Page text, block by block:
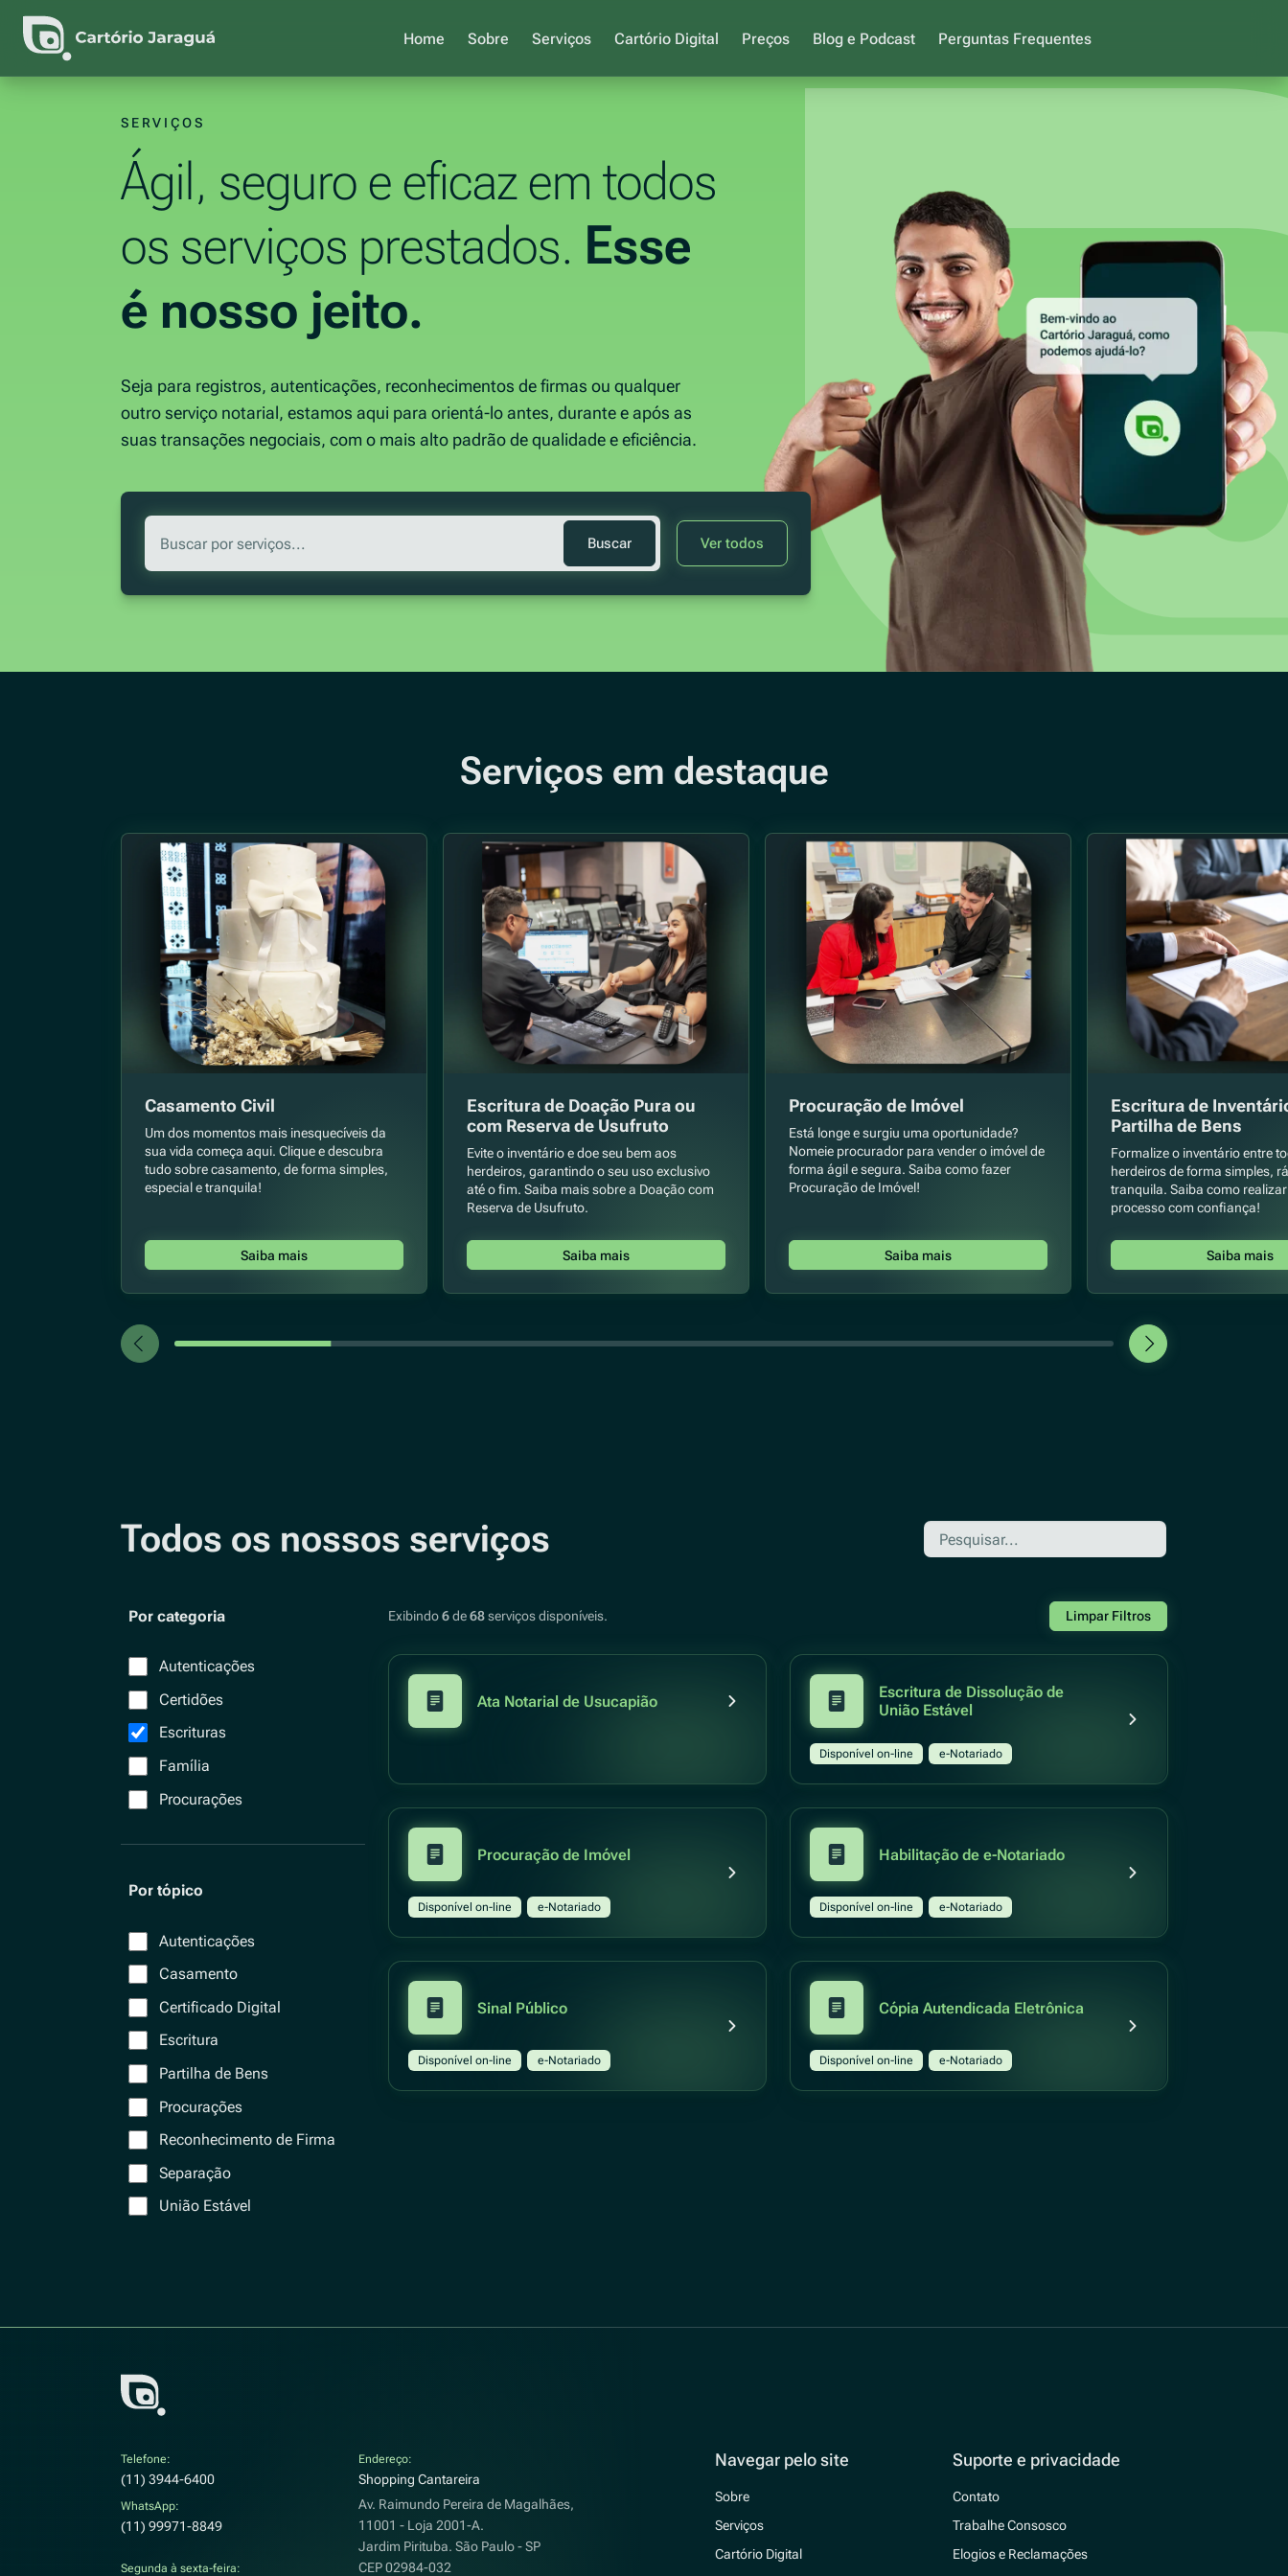
Cartório Jaraguá
Registro Civil e Tabelionato de Notas
Home Sobre Serviços Cartório Digital Preços Blog e Podcast Perguntas Frequentes
SERVIÇOS
Ágil, seguro e eficaz em todos
os serviços prestados. Esse
é nosso jeito.
Seja para registros, autenticações, reconhecimentos de firmas ou qualquer
outro serviço notarial, estamos aqui para orientá-lo antes, durante e após as
suas transações negociais, com o mais alto padrão de qualidade e eficiência.
Buscar por serviços
Buscar Ver todos
Serviços em destaque
Casamento Civil
Um dos momentos mais inesquecíveis da
sua vida começa aqui. Clique e descubra
tudo sobre casamento, de forma simples,
especial e tranquila!
Saiba mais
Escritura de Doação Pura ou
com Reserva de Usufruto
Evite o inventário e doe seu bem aos
herdeiros, garantindo o seu uso exclusivo
até o fim. Saiba mais sobre a Doação com
Reserva de Usufruto.
Saiba mais
Procuração de Imóvel
Está longe e surgiu uma oportunidade?
Nomeie procurador para vender o imóvel de
forma ágil e segura. Saiba como fazer
Procuração de Imóvel!
Saiba mais
Escritura de
Partilha de Bens
Formalize o inventário entre
herdeiros de forma simples,
tranquila. Saiba como
processo com confiança!
Saiba mais
Todos os nossos serviços
Exibindo6de68serviços disponíveis. Limpar Filtros
Ata Notarial de Usucapião
Escritura de Dissolução de
União Estável
Disponível on-line e-Notariado
Procuração de Imóvel
Disponível on-line e-Notariado
Habilitação de e-Notariado
Disponível on-line e-Notariado
Sinal Público
Disponível on-line e-Notariado
Cópia Autendicada Eletrônica
Disponível on-line e-Notariado
Por categoria
Autenticações
Certidões
Escrituras
Família
Procurações
Por tópico
Autenticações
Casamento
Certificado Digital
Escritura
Partilha de Bens
Procurações
Reconhecimento de Firma
Separação
União Estável
Telefone:
(11) 3944-6400
WhatsApp:
(11) 99971-8849
Segunda à sexta-feira:
Endereço:
Shopping Cantareira
Av. Raimundo Pereira de Magalhães,
11001 - Loja 2001-A.
Jardim Pirituba. São Paulo - SP
CEP 02984-032
Navegar pelo site
Sobre
Serviços
Cartório Digital
Suporte e privacidade
Contato
Trabalhe Consosco
Elogios e Reclamações